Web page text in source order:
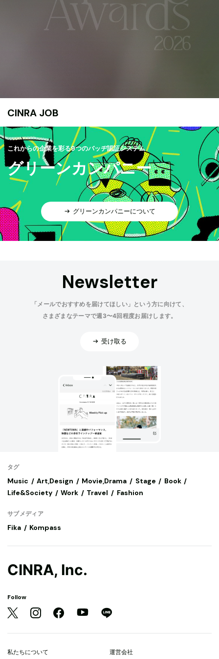
CINRA JOB
これからの企業を彩る9つのバッヂ認証システム
グリーンカンパニー
グリーンカンパニーについて
Newsletter
「メールでおすすめを届けてほしい」という方に向けて、
さまざまなテーマで週3〜4回程度お届けします。
受け取る
タグ
Music Art,Design Movie,Drama Stage
Book
Life&Society
Work Travel Fashion
サブメディア
Fika Kompass
CINRA, Inc.
Follow
私たちについて 運営会社